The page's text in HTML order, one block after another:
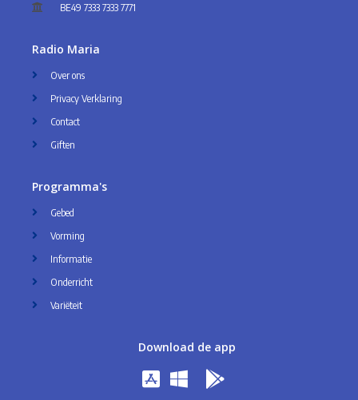
BE49 7333 7333 7771
Radio Maria
Over ons
Privacy Verklaring
Contact
Giften
Programma's
Gebed
Vorming
Informatie
Onderricht
Variëteit
Download de app